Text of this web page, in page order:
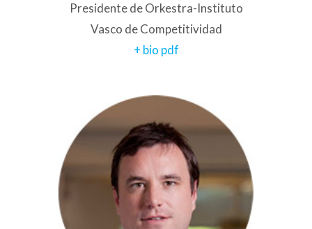
Presidente de Orkestra-Instituto
Vasco de Competitividad
+ bio pdf